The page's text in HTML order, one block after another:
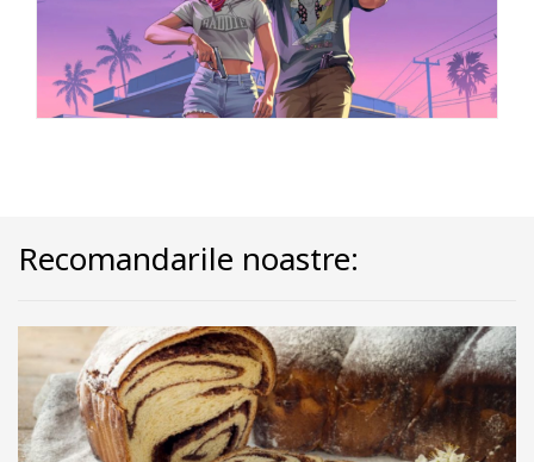
Recomandarile noastre: